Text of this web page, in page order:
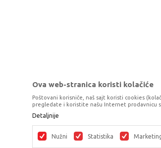
potpunosti kompletni i bez grešaka. Svi artikli prikazani
Ova web-stranica koristi kolačiće
Poštovani korisniče, naš sajt koristi cookies
pregledate i koristite našu Internet prodavnicu
Detaljnije
Nužni Statistika